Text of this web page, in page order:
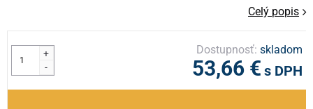
Celý popis
+
-
Dostupnosť:skladom
53,66 € s DPH